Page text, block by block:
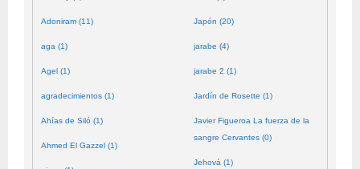
Adoniram (11)
aga (1)
Agel (1)
agradecimientos (1)
Ahías de Siló (1)
Ahmed El Gazzel (1)
Japón (20)
jarabe (4)
jarabe 2 (1)
Jardín de Rosette (1)
Javier Figueroa La fuerza de la
sangre Cervantes (0)
Jehová (1)